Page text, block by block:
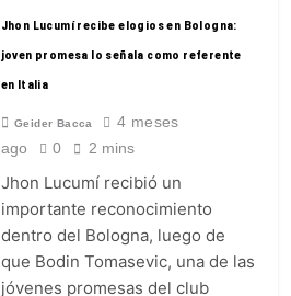
Jhon Lucumí recibe elogios en Bologna:
joven promesa lo señala como referente
en Italia
Geider Bacca
4 meses
ago
0 2 mins
Jhon Lucumí recibió un
importante reconocimiento
dentro del Bologna, luego de
que Bodin Tomasevic, una de las
jóvenes promesas del club